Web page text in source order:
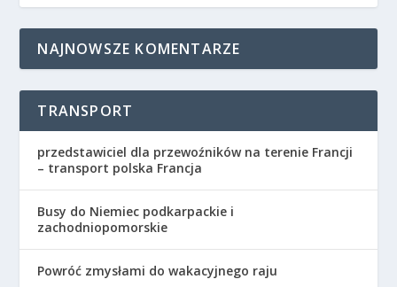
NAJNOWSZE KOMENTARZE
TRANSPORT
przedstawiciel dla przewoźników na terenie Francji
– transport polska Francja
Busy do Niemiec podkarpackie i
zachodniopomorskie
Powróć zmysłami do wakacyjnego raju